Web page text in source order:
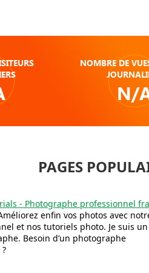
NOMBRE DE
N/
PAGES
- Photographe professionnel
Améliorez enfin vos photos avec
et nos tutoriels photo. Je suis un
Besoin d’un photographe